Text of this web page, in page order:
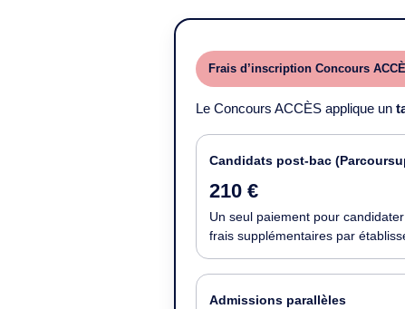
Frais d’inscription Concours
Le Concours ACCÈS applique un
Candidats post-bac
210 €
Un seul paiement pour
frais supplémentaires par
Admissions parallèles